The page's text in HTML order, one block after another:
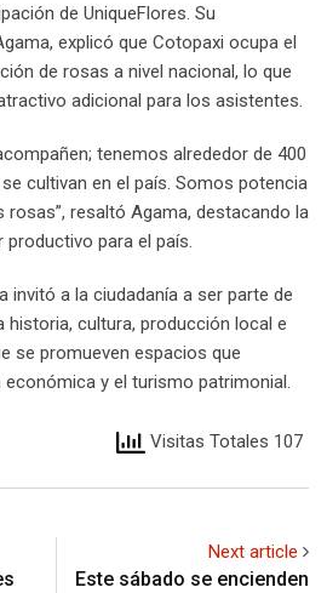
de UniqueFlores. Su
explicó que Cotopaxi ocupa el
de rosas a nivel nacional, lo que
adicional para los asistentes.
tenemos alrededor de 400
cultivan en el país. Somos potencia
rosas”, resaltó Agama, destacando la
para el país.
invitó a la ciudadanía a ser parte de
historia, cultura, producción local e
se promueven espacios que
y el turismo patrimonial.
Visitas Totales 107
Next article
Este sábado se encienden